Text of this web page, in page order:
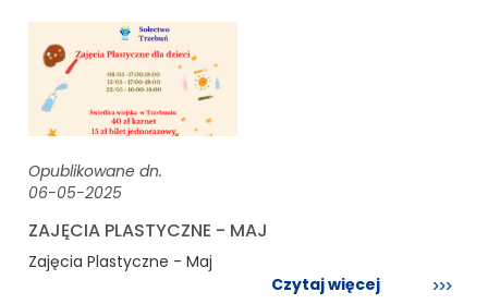
Opublikowane dn.
06-05-2025
ZAJĘCIA PLASTYCZNE - MAJ
Zajęcia Plastyczne - Maj
Czytaj więcej